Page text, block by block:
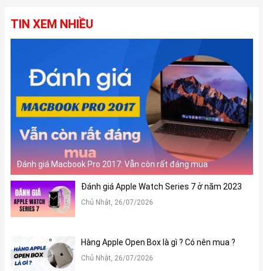
TIN XEM NHIỀU
Đánh giá Macbook Pro 2017: Vẫn còn rất đáng mua
Đánh giá Apple Watch Series 7 ở năm 2023
Chủ Nhật, 26/07/2026
Hàng Apple Open Box là gì ? Có nên mua ?
Chủ Nhật, 26/07/2026